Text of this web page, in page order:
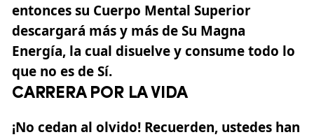
entonces su Cuerpo Mental Superior
descargará más y más de Su Magna
Energía, la cual disuelve y consume todo lo
que no es de Sí.
CARRERA POR LA VIDA
¡No cedan al olvido! Recuerden, ustedes han